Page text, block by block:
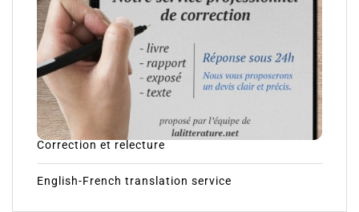
Correction et relecture
English-French translation service